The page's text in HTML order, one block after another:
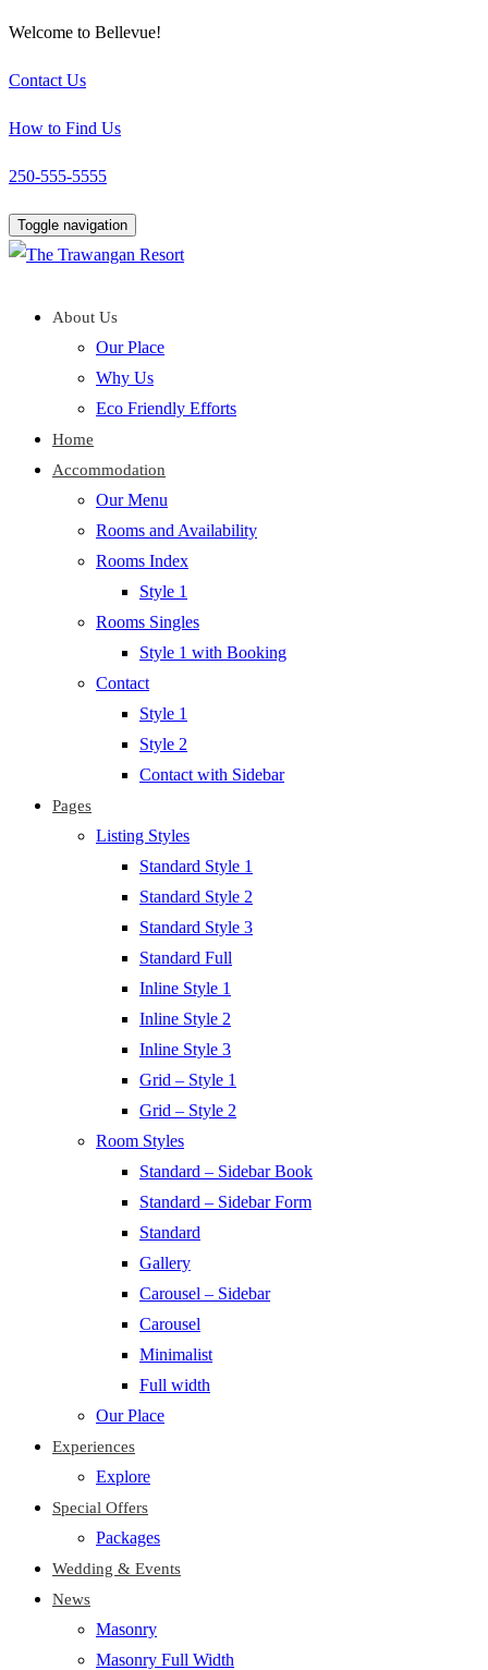
Welcome to Bellevue!
Contact Us
How to Find Us
250-555-5555
Toggle navigation
About Us
Our Place
Why Us
Eco Friendly Efforts
Home
Accommodation
Our Menu
Rooms and Availability
Rooms Index
Style 1
Rooms Singles
Style 1 with Booking
Contact
Style 1
Style 2
Contact with Sidebar
Pages
Listing Styles
Standard Style 1
Standard Style 2
Standard Style 3
Standard Full
Inline Style 1
Inline Style 2
Inline Style 3
Grid – Style 1
Grid – Style 2
Room Styles
Standard – Sidebar Book
Standard – Sidebar Form
Standard
Gallery
Carousel – Sidebar
Carousel
Minimalist
Full width
Our Place
Experiences
Explore
Special Offers
Packages
Wedding & Events
News
Masonry
Masonry Full Width